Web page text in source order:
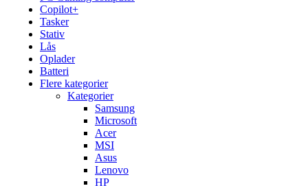
Copilot+
Tasker
Stativ
Lås
Oplader
Batteri
Flere kategorier
Kategorier
Samsung
Microsoft
Acer
MSI
Asus
Lenovo
HP